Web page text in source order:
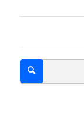
A.balandeh